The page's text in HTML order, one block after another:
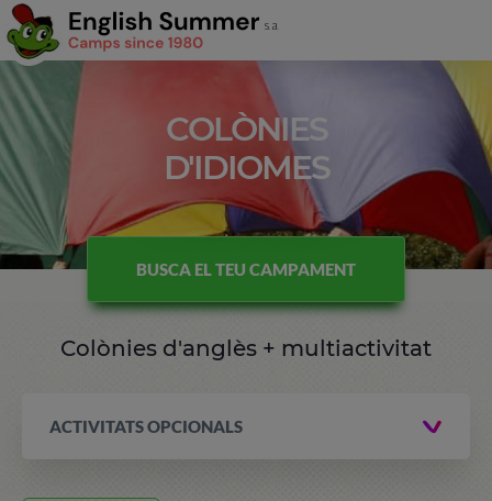
COLÒNIES
D'IDIOMES
BUSCA EL TEU CAMPAMENT
Colònies d'anglès + multiactivitat
ACTIVITATS OPCIONALS